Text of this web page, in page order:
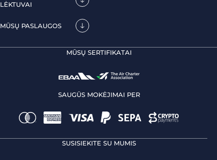
LĖKTUVAI
MŪSŲ PASLAUGOS
MŪSŲ SERTIFIKATAI
SAUGŪS MOKĖJIMAI PER
SUSISIEKITE SU MUMIS